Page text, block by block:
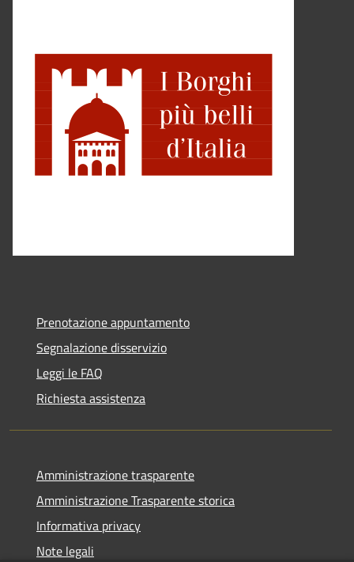
Prenotazione appuntamento
Segnalazione disservizio
Leggi le FAQ
Richiesta assistenza
Amministrazione trasparente
Amministrazione Trasparente storica
Informativa privacy
Note legali